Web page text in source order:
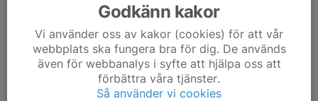
Godkänn kakor
Vi använder oss av kakor (cookies) för att vår
webbplats ska fungera bra för dig. De används
även för webbanalys i syfte att hjälpa oss att
förbättra våra tjänster.
Så använder vi cookies